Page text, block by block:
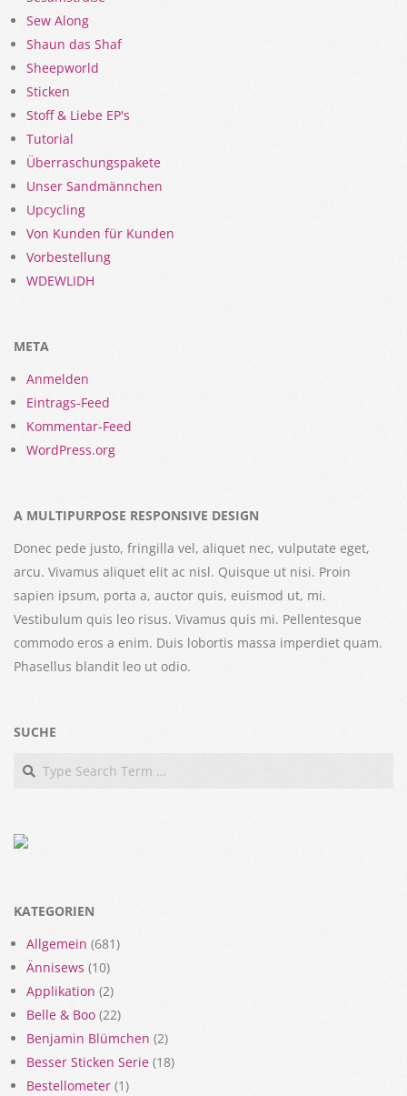
Sew Along
Shaun das Shaf
Sheepworld
Sticken
Stoff & Liebe EP's
Tutorial
Überraschungspakete
Unser Sandmännchen
Upcycling
Von Kunden für Kunden
Vorbestellung
WDEWLIDH
META
Anmelden
Eintrags-Feed
Kommentar-Feed
WordPress.org
A MULTIPURPOSE RESPONSIVE DESIGN
Donec pede justo, fringilla vel, aliquet nec, vulputate eget,
arcu. Vivamus aliquet elit ac nisl. Quisque ut nisi. Proin
sapien ipsum, porta a, auctor quis, euismod ut, mi.
Vestibulum quis leo risus. Vivamus quis mi. Pellentesque
commodo eros a enim. Duis lobortis massa imperdiet quam.
Phasellus blandit leo ut odio.
SUCHE
Search
KATEGORIEN
Allgemein (681)
Ännisews (10)
Applikation (2)
Belle & Boo (22)
Benjamin Blümchen (2)
Besser Sticken Serie (18)
Bestellometer (1)